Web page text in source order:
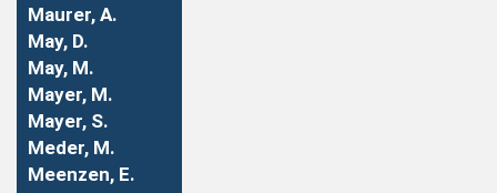
Maurer, A.
May, D.
May, M.
Mayer, M.
Mayer, S.
Meder, M.
Meenzen, E.